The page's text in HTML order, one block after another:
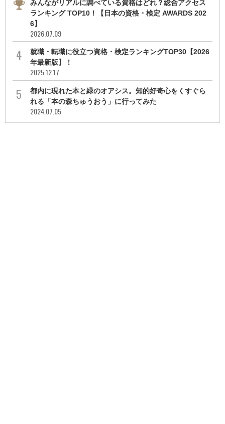
みんながリアルに調べている資格はどれ？総合アクセス
ランキング TOP10！【日本の資格・検定 AWARDS 202
6】
2026.07.09
就職・転職に役立つ資格・検定ランキングTOP30【2026
年最新版】！
2025.12.17
都内に現れた本と緑のオアシス。知的好奇心をくすぐら
れる「本の森ちゅうおう」に行ってみた
2024.07.05